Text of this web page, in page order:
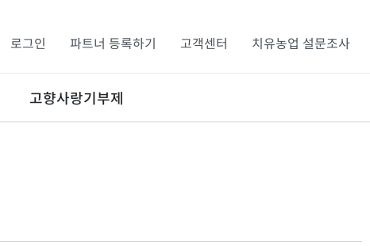
로그인 파트너 등록하기 고객센터 치유농업 설문조사
고향사랑기부제